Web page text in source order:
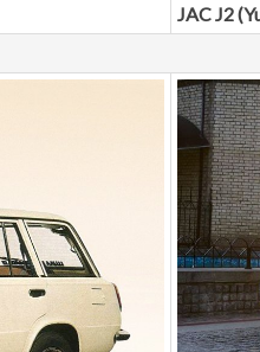
JAC J2